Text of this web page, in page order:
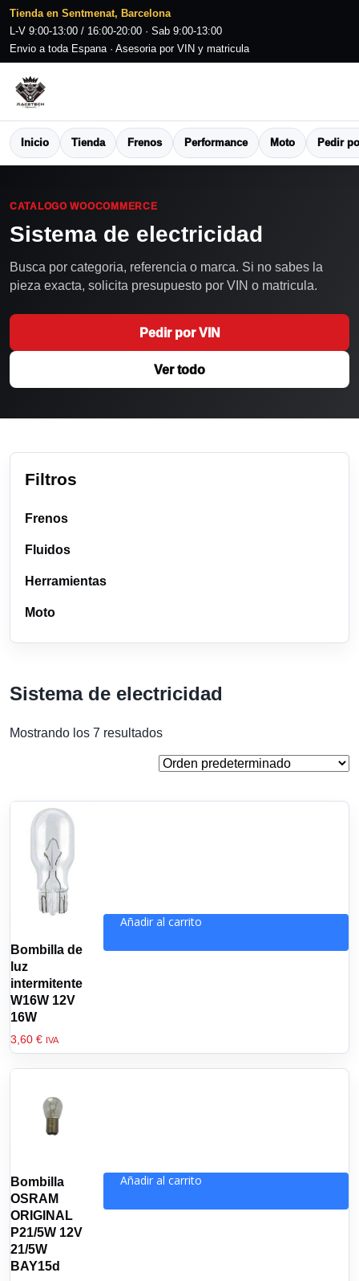
Tienda en Sentmenat, Barcelona
L-V 9:00-13:00 / 16:00-20:00 · Sab 9:00-13:00
Envio a toda Espana · Asesoria por VIN y matricula
Inicio Tienda Frenos Performance Moto Pedir
CATALOGO WOOCOMMERCE
Sistema de electricidad
Busca por categoria, referencia o marca. Si no sabes la
pieza exacta, solicita presupuesto por VIN o matricula.
Pedir por VIN
Ver todo
Filtros
Frenos
Fluidos
Herramientas
Moto
Sistema de electricidad
Mostrando los 7 resultados
Bombilla de
luz
intermitente
W16W 12V
16W
3,60 € IVA
Añadir al carrito
Bombilla
OSRAM
ORIGINAL
P21/5W 12V
21/5W
BAY15d
Añadir al carrito